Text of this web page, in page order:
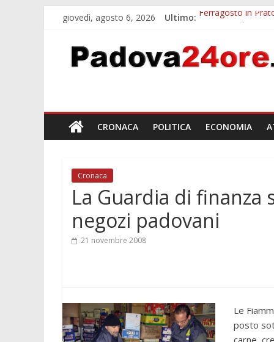
giovedì, agosto 6, 2026 Ultimo: Ferragosto in
Notturni
Organi in 3D al
Musei gratis a
CRONACA POLITICA ECONOMIA
Cronaca
La Guardia di finanza
negozi padovani
21 novembre 2008
Le
posto
carne,